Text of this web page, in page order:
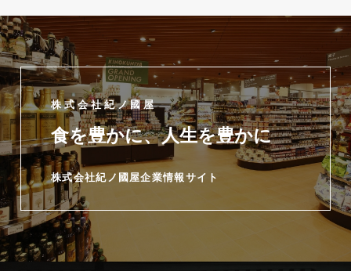
株式会社紀ノ國屋
食を豊かに、人生を豊かに
株式会社紀ノ國屋企業情報サイト